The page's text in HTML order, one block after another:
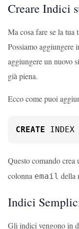
Creare Indici
Ma cosa fare se la tua
Possiamo aggiungere
aggiungere un nuovo
già piena.
Ecco come puoi
CREATE
Questo comando crea
colonna email della
Indici
Gli indici vengono in